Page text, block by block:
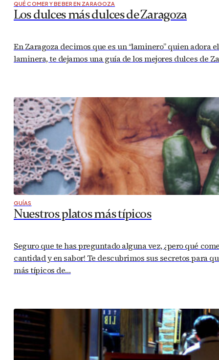
QUÉ COMER Y BEBER EN ZARAGOZA
Los dulces más dulces de Zaragoza
En Zaragoza decimos que es un “laminero” quien adora
laminera, te dejamos una guía de los mejores dulces de
GUÍAS
Nuestros platos más típicos
Seguro que te has preguntado alguna vez, ¿pero qué
cantidad y en sabor! Te descubrimos sus secretos para
más típicos de…